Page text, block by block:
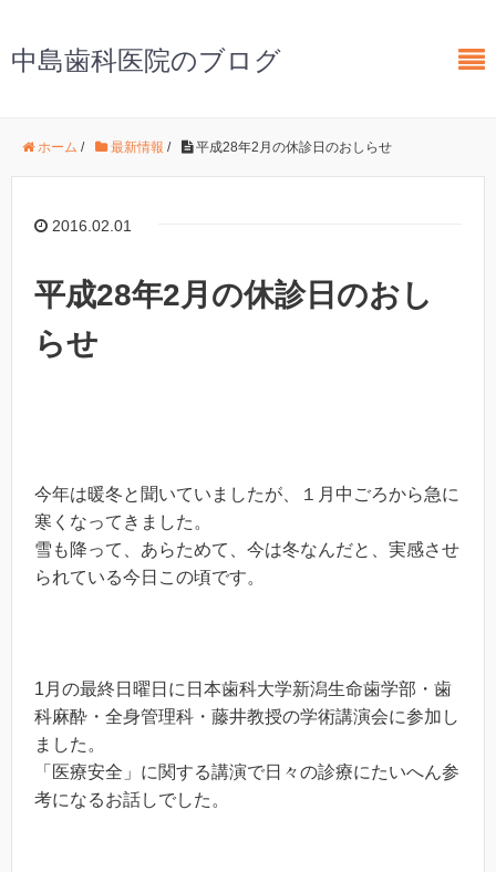
中島歯科医院のブログ
ホーム / 最新情報 / 平成28年2月の休診日のおしらせ
2016.02.01
平成28年2月の休診日のおし
らせ
今年は暖冬と聞いていましたが、１月中ごろから急に
寒くなってきました。
雪も降って、あらためて、今は冬なんだと、実感させ
られている今日この頃です。
1月の最終日曜日に日本歯科大学新潟生命歯学部・歯
科麻酔・全身管理科・藤井教授の学術講演会に参加し
ました。
「医療安全」に関する講演で日々の診療にたいへん参
考になるお話しでした。